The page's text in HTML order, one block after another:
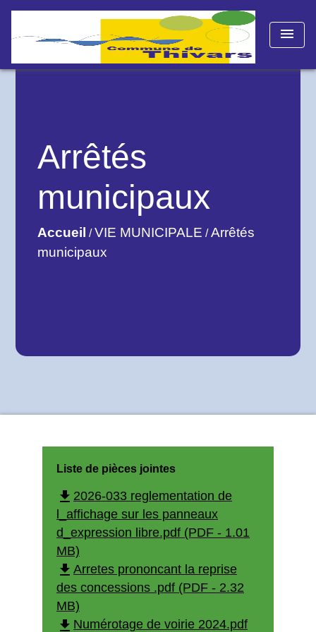
menu
Arrêtés
municipaux
Accueil /VIE MUNICIPALE /Arrêtés
municipaux
Liste de pièces jointes
file_download 2026-033 reglementation de
l_affichage sur les panneaux
d_expression libre.pdf (PDF - 1.01
MB)
file_download Arretes prononcant la reprise
des concessions .pdf (PDF - 2.32
MB)
file_download Numérotage de voirie 2024.pdf